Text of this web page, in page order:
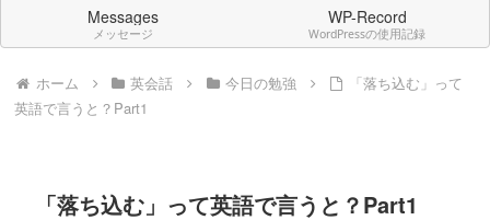
Messages
メッセージ
WP-Record
WordPressの使用記録
ホーム 英会話 今日の勉強
「落ち込む」って
英語で言うと？Part1
「落ち込む」って英語で言うと？Part1